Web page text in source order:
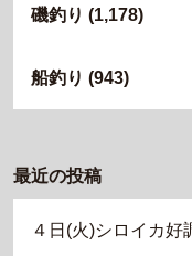
磯釣り (1,178)
船釣り (943)
最近の投稿
４日(火)シロイカ好